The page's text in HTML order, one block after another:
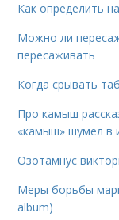
Как определить
Можно ли
пересаживать
Когда срывать
Про камыш
«камыш» шумел в
Озотамнус
Меры борьбы
album)